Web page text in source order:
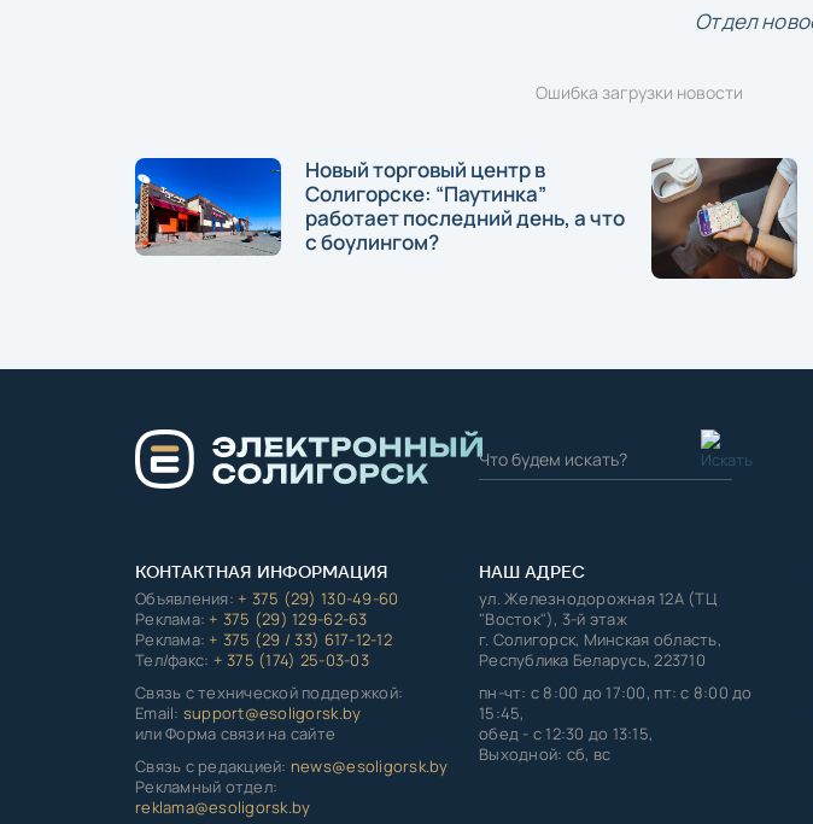
Отдел
Ошибка загрузки новости
Новый торговый центр в
Солигорске: “Паутинка”
работает последний день, а что
с боулингом?
КОНТАКТНАЯ ИНФОРМАЦИЯ
Объявления:+ 375 (29) 130-49-60
Реклама:+ 375 (29) 129-62-63
Реклама:+ 375 (29 / 33) 617-12-12
Тел/факс: + 375 (174) 25-03-03
Связь с технической поддержкой:
Email: support@esoligorsk.by
или Форма связи на сайте
Связь с редакцией: news@esoligorsk.by
Рекламный отдел:
reklama@esoligorsk.by
НАШ АДРЕС
ул. Железнодорожная 12А (ТЦ
"Восток"), 3-й этаж
г. Солигорск, Минская область,
Республика Беларусь, 223710
пн-чт: с 8:00 до 17:00, пт: с 8:00 до
15:45,
обед - с 12:30 до 13:15,
Выходной: сб, вс